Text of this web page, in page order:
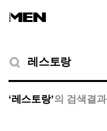
검색결과
‘레스토랑’의 검색결과